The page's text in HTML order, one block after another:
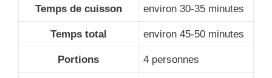
Temps de cuisson environ 30-35 minutes
Temps total environ 45-50 minutes
Portions 4 personnes